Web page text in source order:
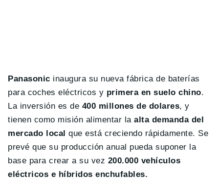
Panasonic inaugura su nueva fábrica de baterías
para coches eléctricos y primera en suelo chino.
La inversión es de 400 millones de dolares, y
tienen como misión alimentar laalta demanda del
mercado local que está creciendo rápidamente. Se
prevé que su producción anual pueda suponer la
base para crear a su vez 200.000 vehículos
eléctricos e híbridos enchufables.